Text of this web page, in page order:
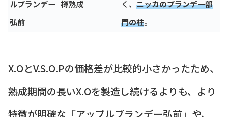
ルブランデー
弘前
樽熟成
く、 ニッカのブランデー部
門の柱。
X.OとV.S.O.Pの価格差が比較的小さかったため、
熟成期間の長いX.Oを製造し続けるよりも、より
特徴が明確な「アップルブランデー弘前」や、